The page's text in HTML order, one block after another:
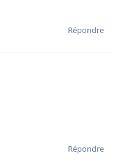
Répondre
Répondre